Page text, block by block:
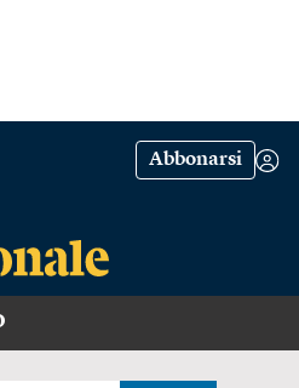
Abbonarsi